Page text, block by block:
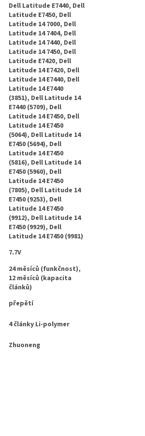
Dell Latitude E7440, Dell
Latitude E7450, Dell
Latitude 14 7000, Dell
Latitude 14 7404, Dell
Latitude 14 7440, Dell
Latitude 14 7450, Dell
Latitude E7420, Dell
Latitude 14 E7420, Dell
Latitude 14 E7440, Dell
Latitude 14 E7440
(3851), Dell Latitude 14
E7440 (5709), Dell
Latitude 14 E7450, Dell
Latitude 14 E7450
(5064), Dell Latitude 14
E7450 (5694), Dell
Latitude 14 E7450
(5816), Dell Latitude 14
E7450 (5960), Dell
Latitude 14 E7450
(7805), Dell Latitude 14
E7450 (9253), Dell
Latitude 14 E7450
(9912), Dell Latitude 14
E7450 (9929), Dell
Latitude 14 E7450 (9981)
7.7V
24 měsíců (funkčnost),
12 měsíců (kapacita
článků)
přepětí
4 články Li-polymer
Zhuoneng